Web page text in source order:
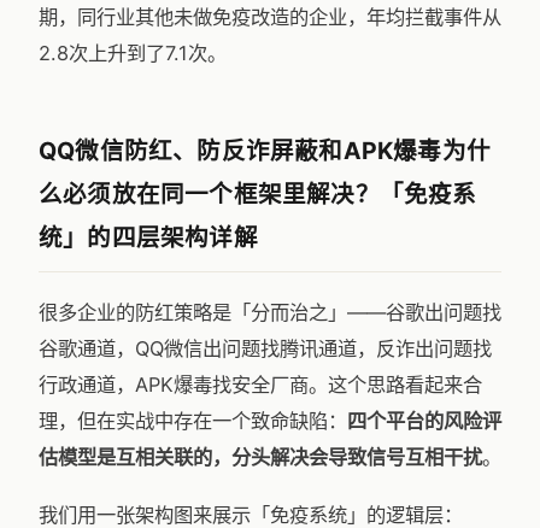
期，同行业其他未做免疫改造的企业，年均拦截事件从
2.8次上升到了7.1次。
QQ微信防红、防反诈屏蔽和APK爆毒为什
么必须放在同一个框架里解决？「免疫系
统」的四层架构详解
很多企业的防红策略是「分而治之」——谷歌出问题找
谷歌通道，QQ微信出问题找腾讯通道，反诈出问题找
行政通道，APK爆毒找安全厂商。这个思路看起来合
理，但在实战中存在一个致命缺陷： 四个平台的风险评
估模型是互相关联的，分头解决会导致信号互相干扰。
我们用一张架构图来展示「免疫系统」的逻辑层：